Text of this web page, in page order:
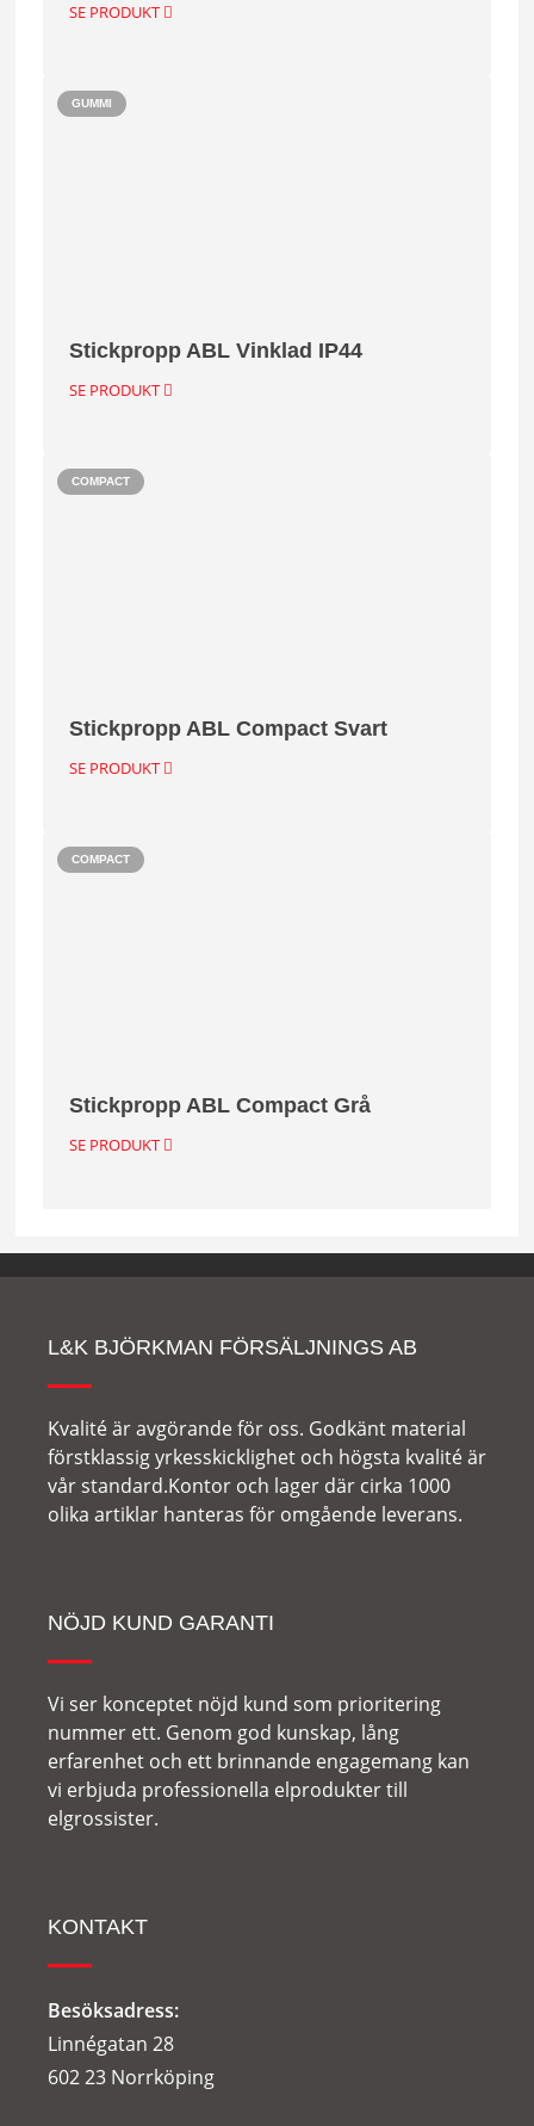
SE PRODUKT
GUMMI
Stickpropp ABL Vinklad IP44
SE PRODUKT
COMPACT
Stickpropp ABL Compact Svart
SE PRODUKT
COMPACT
Stickpropp ABL Compact Grå
SE PRODUKT
L&K BJÖRKMAN FÖRSÄLJNINGS AB
Kvalité är avgörande för oss. Godkänt material
förstklassig yrkesskicklighet och högsta kvalité är
vår standard.Kontor och lager där cirka 1000
olika artiklar hanteras för omgående leverans.
NÖJD KUND GARANTI
Vi ser konceptet nöjd kund som prioritering
nummer ett. Genom god kunskap, lång
erfarenhet och ett brinnande engagemang kan
vi erbjuda professionella elprodukter till
elgrossister.
KONTAKT
Besöksadress:
Linnégatan 28
602 23 Norrköping